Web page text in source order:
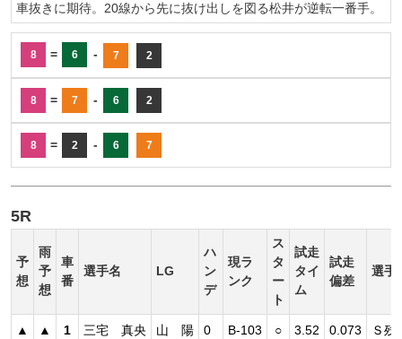
車抜きに期待。20線から先に抜け出しを図る松井が逆転一番手。
8 = 6 - 7 2
8 = 7 - 6 2
8 = 2 - 6 7
5R
予
想
雨
予
想
車
番
選手名 LG
ハ
ン
デ
現ラ
ンク
ス
タ
ー
ト
試走
タイ
ム
試走
偏差
選手
▲ ▲ 1 三宅 真央 山 陽 0 B-103 ○ 3.52 0.073 Ｓ残